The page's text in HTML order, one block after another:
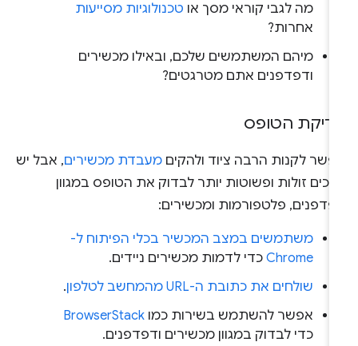
מה לגבי קוראי מסך או טכנולוגיות מסייעות
אחרות?
מיהם המשתמשים שלכם, ובאילו מכשירים
ודפדפנים אתם מטרגטים?
הטופס
לקנות הרבה ציוד ולהקיםמעבדת מכשירים, אבל יש
זולות ופשוטות יותר לבדוק את הטופס במגוון
פלטפורמות ומכשירים:
משתמשים במצב המכשיר בכלי הפיתוח ל-
Chromeכדי לדמות מכשירים ניידים.
שולחים את כתובת ה-URL מהמחשב לטלפון
.
אפשר להשתמש בשירות כמוBrowserStack
כדי לבדוק במגוון מכשירים ודפדפנים.